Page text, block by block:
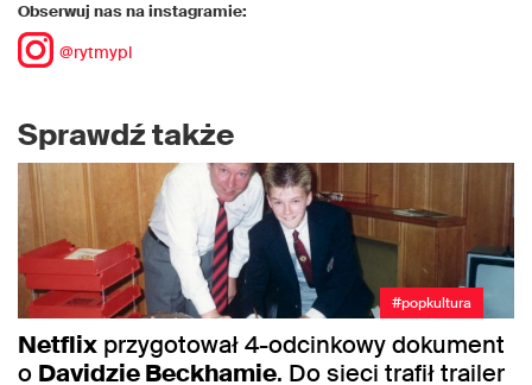
Obserwuj nas na instagramie:
@rytmypl
Sprawdź także
#popkultura
Netflix przygotował 4-odcinkowy dokument
o Davidzie Beckhamie. Do sieci trafił trailer